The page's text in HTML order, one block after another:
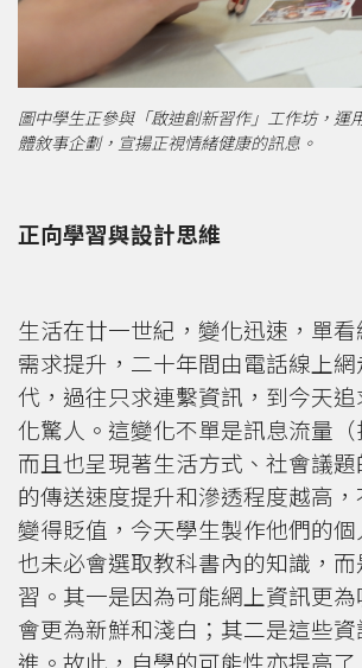
圖中學生正參與「啟迪創新習作」工作坊，運
體敘事企劃，宣揚正視情緒健康的訊息。
正向學習與設計思維
生活在廿一世紀，變化迅速，單
需求提升，二十年間由電話線上
代，過往只求連繫資訊，到今天
化驚人。這變化不單是訊息流量（
而且也呈現著生活方式、社會議
的傳送速度提升和滲透程度越高
變得貶值，今天學生製作他們的個
也未必會選取教科書內的知識，
習。其一是因為可能網上資訊更
會更為新鮮和淺白；其二是這些